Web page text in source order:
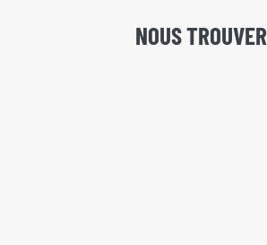
NOUS TROUVER